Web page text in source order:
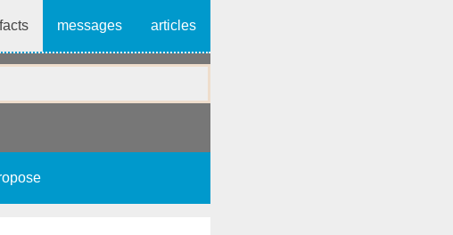
facts messages articles